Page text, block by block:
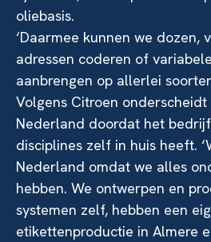
oliebasis.
‘Daarmee kunnen we dozen,
adressen coderen of
aanbrengen op allerlei
Volgens Citroen onderscheidt
Nederland doordat het
disciplines zelf in huis heeft.
Nederland omdat we alles
hebben. We ontwerpen en
systemen zelf, hebben een
etikettenproductie in Almere